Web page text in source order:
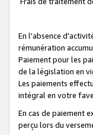
En l'absence
rémunération
Paiement pour les
de la législation en
Les paiements
intégral en votre
En cas de paiement
perçu lors du